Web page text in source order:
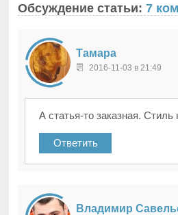
Обсуждение статьи:7
Тамара
2016-11-03 в 21:49
А статья-то заказная. Стиль
Ответить
Владимир